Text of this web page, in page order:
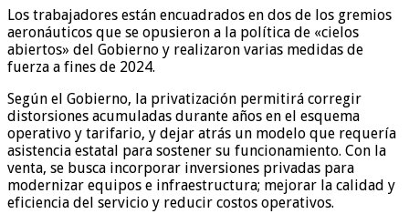
Los trabajadores están encuadrados en dos de los gremios
aeronáuticos que se opusieron a la política de «cielos
abiertos» del Gobierno y realizaron varias medidas de
fuerza a fines de 2024.
Según el Gobierno, la privatización permitirá corregir
distorsiones acumuladas durante años en el esquema
operativo y tarifario, y dejar atrás un modelo que requería
asistencia estatal para sostener su funcionamiento. Con la
venta, se busca incorporar inversiones privadas para
modernizar equipos e infraestructura; mejorar la calidad y
eficiencia del servicio y reducir costos operativos.